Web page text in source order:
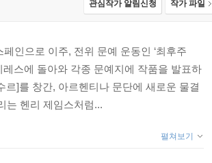
관심작가 알림신청 작가 파일
인으로 이주, 전위 문예 운동인 ‘최후주
스에 돌아와 각종 문예지에 작품을 발표하
]를 창간, 아르헨티나 문단에 새로운 물결
는 헨리 제임스처럼...
펼쳐보기